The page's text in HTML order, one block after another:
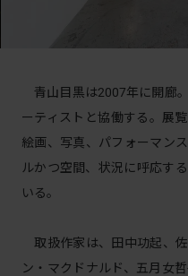
青山目黒は2007年に開廊
ーティストと協働する。展
絵画、写真、パフォーマン
ルかつ空間、状況に呼応す
いる。
取扱作家は、田中功起、
ン・マクドナルド、五月女